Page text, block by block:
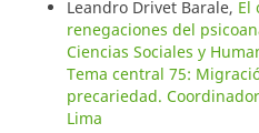
Leandro Drivet Barale, El
renegaciones del
Ciencias Sociales y
Tema central 75:
precariedad.
Lima